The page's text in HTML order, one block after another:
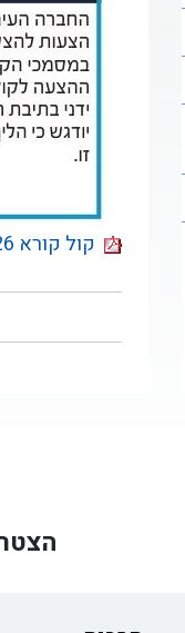
קול קורא 28/26 (הרחבה) להצטרפות למאגר מפעילי תוכן וחוגים במרכזי הגיל הרך בראשון לציון ד